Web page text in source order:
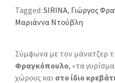
Tagged: SIRINA, Γιώργος
Μαριάννα Ντούβλη
Σύμφωνα με τον μάνατζερ
Φραγκόπουλο, «τα
χώρους και στο ίδιο